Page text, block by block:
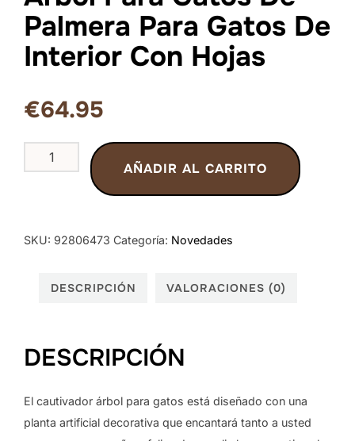
Palmera Para Gatos De
Interior Con Hojas
€64.95
Árbol
Para
Hojas
cantidad
AÑADIR AL CARRITO
SKU: 92806473 Categoría: Novedades
DESCRIPCIÓN VALORACIONES (0)
DESCRIPCIÓN
El cautivador árbol para gatos está diseñado con una
planta artificial decorativa que encantará tanto a usted